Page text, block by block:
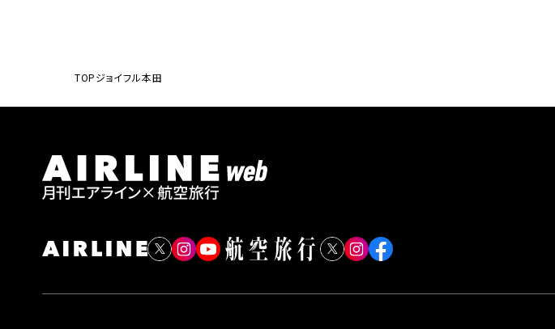
TOPジョイフル本田